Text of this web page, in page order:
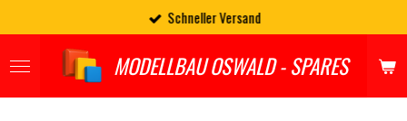
Hauptinhalt
springen
MODELLBAU OSWALD - SPARES
Schneller Versand